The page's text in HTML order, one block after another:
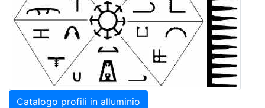
Catalogo profili in alluminio